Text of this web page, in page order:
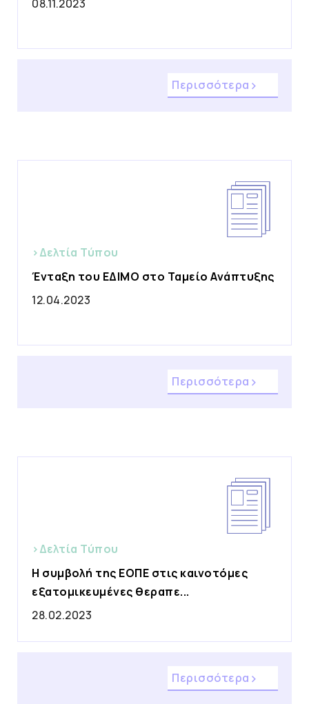
08.11.2023
Περισσότερα
>Δελτία Τύπου
Ένταξη του ΕΔΙΜΟ στο Ταμείο Ανάπτυξης
12.04.2023
Περισσότερα
>Δελτία Τύπου
Η συμβολή της ΕΟΠΕ στις καινοτόμες
εξατομικευμένες θεραπε...
28.02.2023
Περισσότερα